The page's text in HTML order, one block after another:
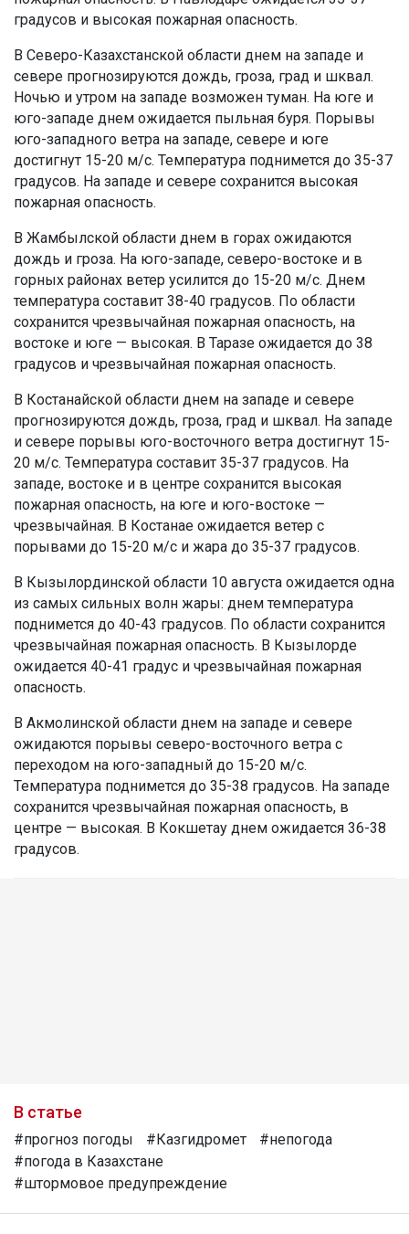
градусов и высокая пожарная опасность.
В Северо-Казахстанской области днем на западе и
севере прогнозируются дождь, гроза, град и шквал.
Ночью и утром на западе возможен туман. На юге и
юго-западе днем ожидается пыльная буря. Порывы
юго-западного ветра на западе, севере и юге
достигнут 15-20 м/с. Температура поднимется до 35-37
градусов. На западе и севере сохранится высокая
пожарная опасность.
В Жамбылской области днем в горах ожидаются
дождь и гроза. На юго-западе, северо-востоке и в
горных районах ветер усилится до 15-20 м/с. Днем
температура составит 38-40 градусов. По области
сохранится чрезвычайная пожарная опасность, на
востоке и юге — высокая. В Таразе ожидается до 38
градусов и чрезвычайная пожарная опасность.
В Костанайской области днем на западе и севере
прогнозируются дождь, гроза, град и шквал. На западе
и севере порывы юго-восточного ветра достигнут 15-
20 м/с. Температура составит 35-37 градусов. На
западе, востоке и в центре сохранится высокая
пожарная опасность, на юге и юго-востоке —
чрезвычайная. В Костанае ожидается ветер с
порывами до 15-20 м/с и жара до 35-37 градусов.
В Кызылординской области 10 августа ожидается одна
из самых сильных волн жары: днем температура
поднимется до 40-43 градусов. По области сохранится
чрезвычайная пожарная опасность. В Кызылорде
ожидается 40-41 градус и чрезвычайная пожарная
опасность.
В Акмолинской области днем на западе и севере
ожидаются порывы северо-восточного ветра с
переходом на юго-западный до 15-20 м/с.
Температура поднимется до 35-38 градусов. На западе
сохранится чрезвычайная пожарная опасность, в
центре — высокая. В Кокшетау днем ожидается 36-38
градусов.
В статье
#прогноз погоды #Казгидромет
#непогода
#погода в Казахстане
#штормовое предупреждение